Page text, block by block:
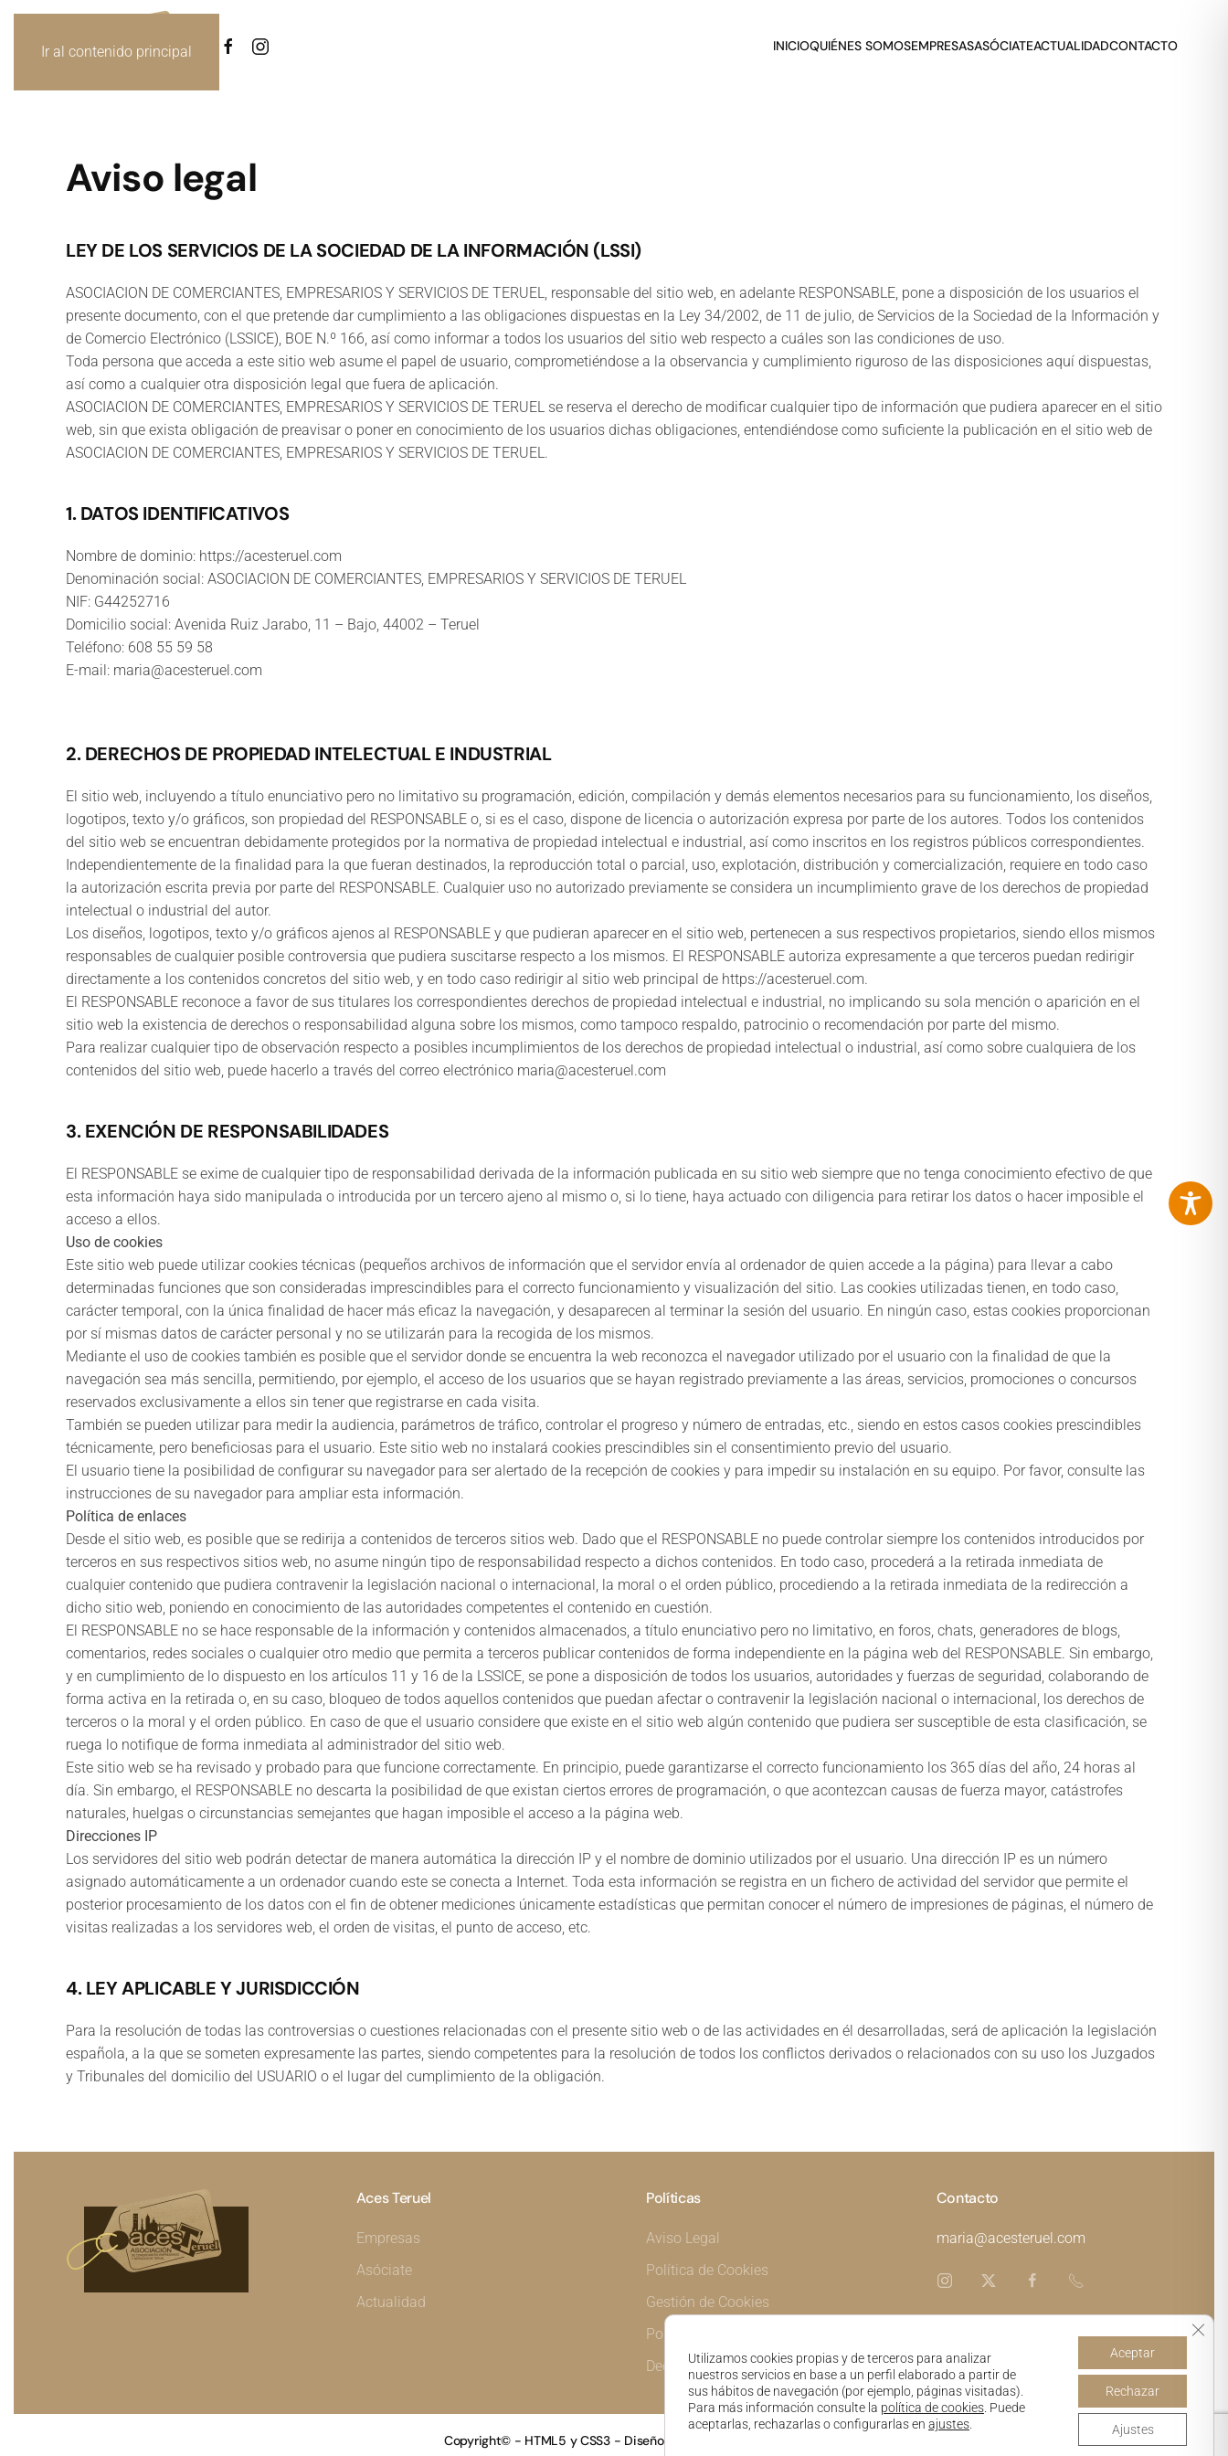
Ir al contenido principal INICIOQUIÉNES SOMOSEMPRESASASÓCIATEACTUALIDADCONTACTO
Aviso legal
LEY DE LOS SERVICIOS DE LA SOCIEDAD DE LA INFORMACIÓN (LSSI)
ASOCIACION DE COMERCIANTES, EMPRESARIOS Y SERVICIOS DE TERUEL, responsable del sitio web, en adelante RESPONSABLE, pone a disposición de los usuarios el
presente documento, con el que pretende dar cumplimiento a las obligaciones dispuestas en la Ley 34/2002, de 11 de julio, de Servicios de la Sociedad de la Información y
de Comercio Electrónico (LSSICE), BOE N.º 166, así como informar a todos los usuarios del sitio web respecto a cuáles son las condiciones de uso.
Toda persona que acceda a este sitio web asume el papel de usuario, comprometiéndose a la observancia y cumplimiento riguroso de las disposiciones aquí dispuestas,
así como a cualquier otra disposición legal que fuera de aplicación.
ASOCIACION DE COMERCIANTES, EMPRESARIOS Y SERVICIOS DE TERUEL se reserva el derecho de modificar cualquier tipo de información que pudiera aparecer en el sitio
web, sin que exista obligación de preavisar o poner en conocimiento de los usuarios dichas obligaciones, entendiéndose como suficiente la publicación en el sitio web de
ASOCIACION DE COMERCIANTES, EMPRESARIOS Y SERVICIOS DE TERUEL.
1. DATOS IDENTIFICATIVOS
Nombre de dominio: https://acesteruel.com
Denominación social: ASOCIACION DE COMERCIANTES, EMPRESARIOS Y SERVICIOS DE TERUEL
NIF: G44252716
Domicilio social: Avenida Ruiz Jarabo, 11 – Bajo, 44002 – Teruel
Teléfono: 608 55 59 58
E-mail: maria@acesteruel.com
2. DERECHOS DE PROPIEDAD INTELECTUAL E INDUSTRIAL
El sitio web, incluyendo a título enunciativo pero no limitativo su programación, edición, compilación y demás elementos necesarios para su funcionamiento, los diseños,
logotipos, texto y/o gráficos, son propiedad del RESPONSABLE o, si es el caso, dispone de licencia o autorización expresa por parte de los autores. Todos los contenidos
del sitio web se encuentran debidamente protegidos por la normativa de propiedad intelectual e industrial, así como inscritos en los registros públicos correspondientes.
Independientemente de la finalidad para la que fueran destinados, la reproducción total o parcial, uso, explotación, distribución y comercialización, requiere en todo caso
la autorización escrita previa por parte del RESPONSABLE. Cualquier uso no autorizado previamente se considera un incumplimiento grave de los derechos de propiedad
intelectual o industrial del autor.
Los diseños, logotipos, texto y/o gráficos ajenos al RESPONSABLE y que pudieran aparecer en el sitio web, pertenecen a sus respectivos propietarios, siendo ellos mismos
responsables de cualquier posible controversia que pudiera suscitarse respecto a los mismos. El RESPONSABLE autoriza expresamente a que terceros puedan redirigir
directamente a los contenidos concretos del sitio web, y en todo caso redirigir al sitio web principal de https://acesteruel.com.
El RESPONSABLE reconoce a favor de sus titulares los correspondientes derechos de propiedad intelectual e industrial, no implicando su sola mención o aparición en el
sitio web la existencia de derechos o responsabilidad alguna sobre los mismos, como tampoco respaldo, patrocinio o recomendación por parte del mismo.
Para realizar cualquier tipo de observación respecto a posibles incumplimientos de los derechos de propiedad intelectual o industrial, así como sobre cualquiera de los
contenidos del sitio web, puede hacerlo a través del correo electrónico maria@acesteruel.com
3. EXENCIÓN DE RESPONSABILIDADES
El RESPONSABLE se exime de cualquier tipo de responsabilidad derivada de la información publicada en su sitio web siempre que no tenga conocimiento efectivo de que
esta información haya sido manipulada o introducida por un tercero ajeno al mismo o, si lo tiene, haya actuado con diligencia para retirar los datos o hacer imposible el
acceso a ellos.
Uso de cookies
Este sitio web puede utilizar cookies técnicas (pequeños archivos de información que el servidor envía al ordenador de quien accede a la página) para llevar a cabo
determinadas funciones que son consideradas imprescindibles para el correcto funcionamiento y visualización del sitio. Las cookies utilizadas tienen, en todo caso,
carácter temporal, con la única finalidad de hacer más eficaz la navegación, y desaparecen al terminar la sesión del usuario. En ningún caso, estas cookies proporcionan
por sí mismas datos de carácter personal y no se utilizarán para la recogida de los mismos.
Mediante el uso de cookies también es posible que el servidor donde se encuentra la web reconozca el navegador utilizado por el usuario con la finalidad de que la
navegación sea más sencilla, permitiendo, por ejemplo, el acceso de los usuarios que se hayan registrado previamente a las áreas, servicios, promociones o concursos
reservados exclusivamente a ellos sin tener que registrarse en cada visita.
También se pueden utilizar para medir la audiencia, parámetros de tráfico, controlar el progreso y número de entradas, etc., siendo en estos casos cookies prescindibles
técnicamente, pero beneficiosas para el usuario. Este sitio web no instalará cookies prescindibles sin el consentimiento previo del usuario.
El usuario tiene la posibilidad de configurar su navegador para ser alertado de la recepción de cookies y para impedir su instalación en su equipo. Por favor, consulte las
instrucciones de su navegador para ampliar esta información.
Política de enlaces
Desde el sitio web, es posible que se redirija a contenidos de terceros sitios web. Dado que el RESPONSABLE no puede controlar siempre los contenidos introducidos por
terceros en sus respectivos sitios web, no asume ningún tipo de responsabilidad respecto a dichos contenidos. En todo caso, procederá a la retirada inmediata de
cualquier contenido que pudiera contravenir la legislación nacional o internacional, la moral o el orden público, procediendo a la retirada inmediata de la redirección a
dicho sitio web, poniendo en conocimiento de las autoridades competentes el contenido en cuestión.
El RESPONSABLE no se hace responsable de la información y contenidos almacenados, a título enunciativo pero no limitativo, en foros, chats, generadores de blogs,
comentarios, redes sociales o cualquier otro medio que permita a terceros publicar contenidos de forma independiente en la página web del RESPONSABLE. Sin embargo,
y en cumplimiento de lo dispuesto en los artículos 11 y 16 de la LSSICE, se pone a disposición de todos los usuarios, autoridades y fuerzas de seguridad, colaborando de
forma activa en la retirada o, en su caso, bloqueo de todos aquellos contenidos que puedan afectar o contravenir la legislación nacional o internacional, los derechos de
terceros o la moral y el orden público. En caso de que el usuario considere que existe en el sitio web algún contenido que pudiera ser susceptible de esta clasificación, se
ruega lo notifique de forma inmediata al administrador del sitio web.
Este sitio web se ha revisado y probado para que funcione correctamente. En principio, puede garantizarse el correcto funcionamiento los 365 días del año, 24 horas al
día. Sin embargo, el RESPONSABLE no descarta la posibilidad de que existan ciertos errores de programación, o que acontezcan causas de fuerza mayor, catástrofes
naturales, huelgas o circunstancias semejantes que hagan imposible el acceso a la página web.
Direcciones IP
Los servidores del sitio web podrán detectar de manera automática la dirección IP y el nombre de dominio utilizados por el usuario. Una dirección IP es un número
asignado automáticamente a un ordenador cuando este se conecta a Internet. Toda esta información se registra en un fichero de actividad del servidor que permite el
posterior procesamiento de los datos con el fin de obtener mediciones únicamente estadísticas que permitan conocer el número de impresiones de páginas, el número de
visitas realizadas a los servidores web, el orden de visitas, el punto de acceso, etc.
4. LEY APLICABLE Y JURISDICCIÓN
Para la resolución de todas las controversias o cuestiones relacionadas con el presente sitio web o de las actividades en él desarrolladas, será de aplicación la legislación
española, a la que se someten expresamente las partes, siendo competentes para la resolución de todos los conflictos derivados o relacionados con su uso los Juzgados
y Tribunales del domicilio del USUARIO o el lugar del cumplimiento de la obligación.
Aces Teruel
Empresas
Asóciate
Actualidad
Políticas
Aviso Legal
Política de Cookies
Gestión de Cookies
Política de Privacidad
Declaración de Accesibilidad
Contacto
maria@acesteruel.com
Copyright© - HTML5 y CSS3 - Diseño web Teruel dato360
Utilizamos cookies propias y de terceros para analizar
nuestros servicios en base a un perfil elaborado a partir de
sus hábitos de navegación (por ejemplo, páginas visitadas).
Para más información consulte la política de cookies . Puede
aceptarlas, rechazarlas o configurarlas en ajustes
Aceptar
Rechazar
Ajustes